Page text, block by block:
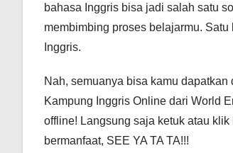
bahasa Inggris bisa jadi salah satu
membimbing proses belajarmu.
Inggris.
Nah, semuanya bisa kamu
Kampung Inggris Online dari World
offline! Langsung saja ketuk atau
bermanfaat, SEE YA TA TA!!!